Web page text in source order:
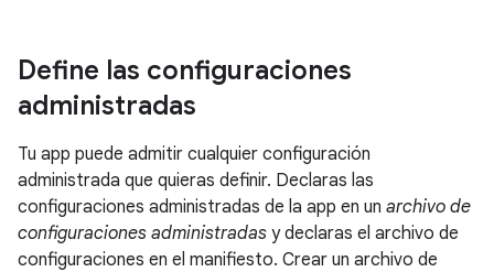
Define las configuraciones
administradas
Tu app puede admitir cualquier configuración
administrada que quieras definir. Declaras las
configuraciones administradas de la app en un archivo de
configuraciones administradas y declaras el archivo de
configuraciones en el manifiesto. Crear un archivo de